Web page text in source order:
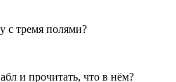
с тремя полями?
и прочитать, что в нём?